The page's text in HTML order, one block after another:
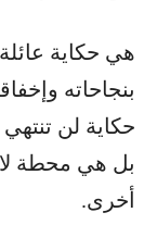
هي حكاية
بنجاحاته
حكاية لن
بل هي محطة
أخرى.